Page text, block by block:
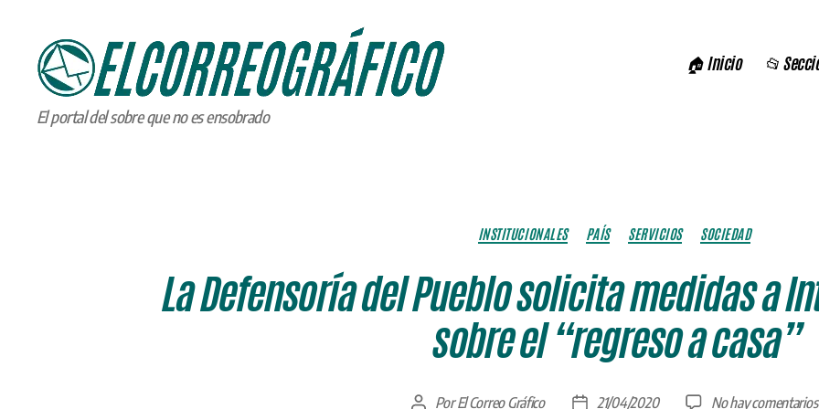
ELCORREOGRÁFICO
El portal del sobre que no es ensobrado
🏠 Inicio 📂
Categorías
INSTITUCIONALES PAÍS SERVICIOS SOCIEDAD
La Defensoría del Pueblo solicita medidas a
sobre el “regreso a casa”
Autor
PorEl Correo Gráfico
Fecha21/04/2020 No hay comentarios